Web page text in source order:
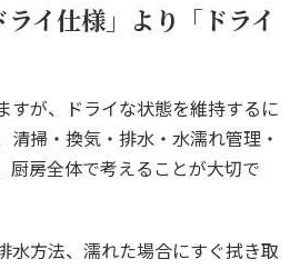
イ仕様」より「ドライ
すが、ドライな状態を維持するに
清掃・換気・排水・水濡れ管理・
厨房全体で考えることが大切で
水方法、濡れた場合にすぐ拭き取